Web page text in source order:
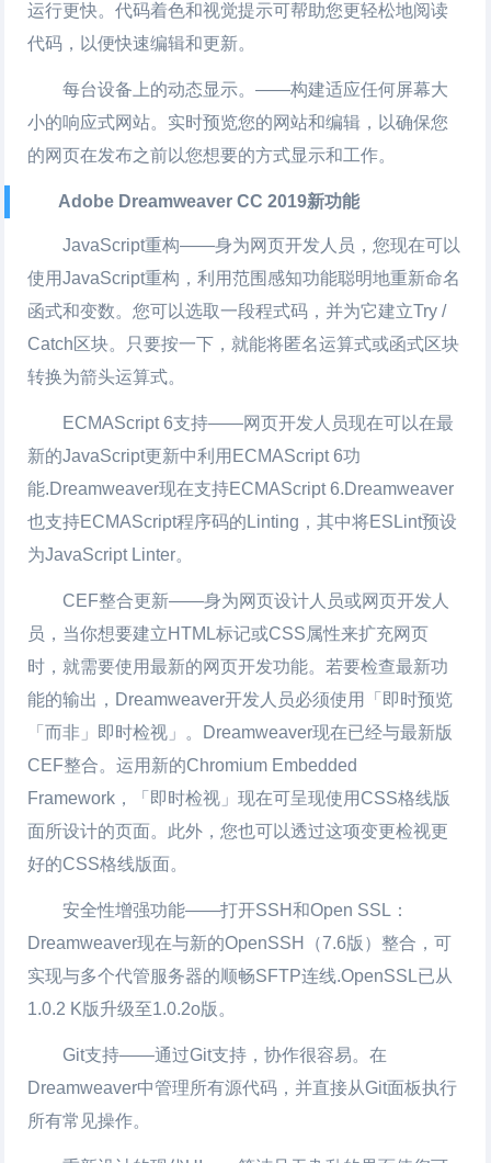
运行更快。代码着色和视觉提示可帮助您更轻松地阅读
代码，以便快速编辑和更新。
每台设备上的动态显示。——构建适应任何屏幕大
小的响应式网站。实时预览您的网站和编辑，以确保您
的网页在发布之前以您想要的方式显示和工作。
Adobe Dreamweaver CC 2019新功能
JavaScript重构——身为网页开发人员，您现在可以
使用JavaScript重构，利用范围感知功能聪明地重新命名
函式和变数。您可以选取一段程式码，并为它建立Try /
Catch区块。只要按一下，就能将匿名运算式或函式区块
转换为箭头运算式。
ECMAScript 6支持——网页开发人员现在可以在最
新的JavaScript更新中利用ECMAScript 6功
能.Dreamweaver现在支持ECMAScript 6.Dreamweaver
也支持ECMAScript程序码的Linting，其中将ESLint预设
为JavaScript Linter。
CEF整合更新——身为网页设计人员或网页开发人
员，当你想要建立HTML标记或CSS属性来扩充网页
时，就需要使用最新的网页开发功能。若要检查最新功
能的输出，Dreamweaver开发人员必须使用「即时预览
「而非」即时检视」。Dreamweaver现在已经与最新版
CEF整合。运用新的Chromium Embedded
Framework，「即时检视」现在可呈现使用CSS格线版
面所设计的页面。此外，您也可以透过这项变更检视更
好的CSS格线版面。
安全性增强功能——打开SSH和Open SSL：
Dreamweaver现在与新的OpenSSH（7.6版）整合，可
实现与多个代管服务器的顺畅SFTP连线.OpenSSL已从
1.0.2 K版升级至1.0.2o版。
Git支持——通过Git支持，协作很容易。在
Dreamweaver中管理所有源代码，并直接从Git面板执行
所有常见操作。